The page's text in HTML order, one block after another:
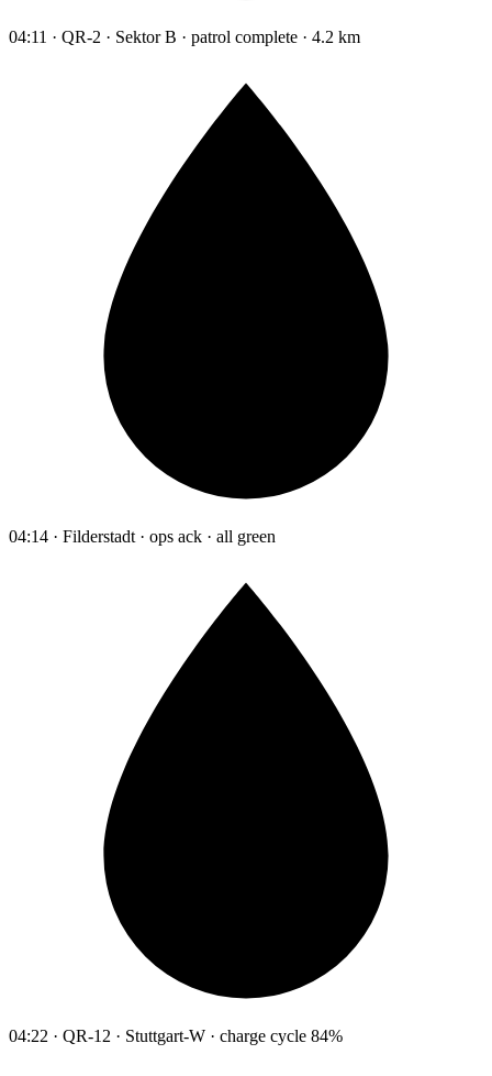
04:11 · QR-2 · Sektor B · patrol complete · 4.2 km
04:14 · Filderstadt · ops ack · all green
04:22 · QR-12 · Stuttgart-W · charge cycle 84%